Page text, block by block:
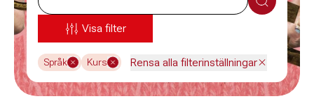
Sök
Visa filter
Språk Kurs Rensa alla filterinställningar